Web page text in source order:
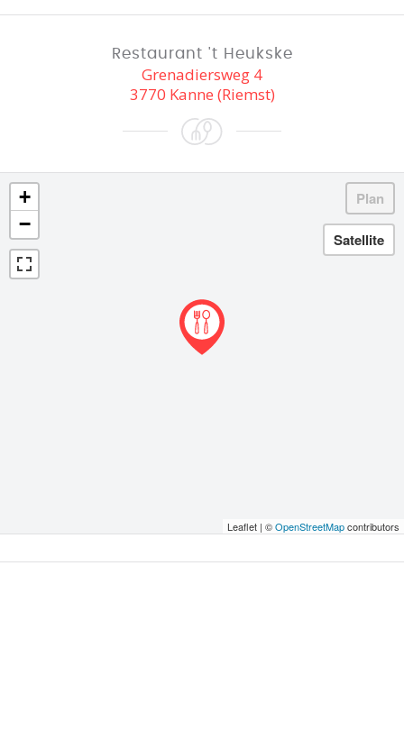
Restaurant 't Heukske
Grenadiersweg 4
3770 Kanne (Riemst)
+
−
Leaflet | ©OpenStreetMapcontributors